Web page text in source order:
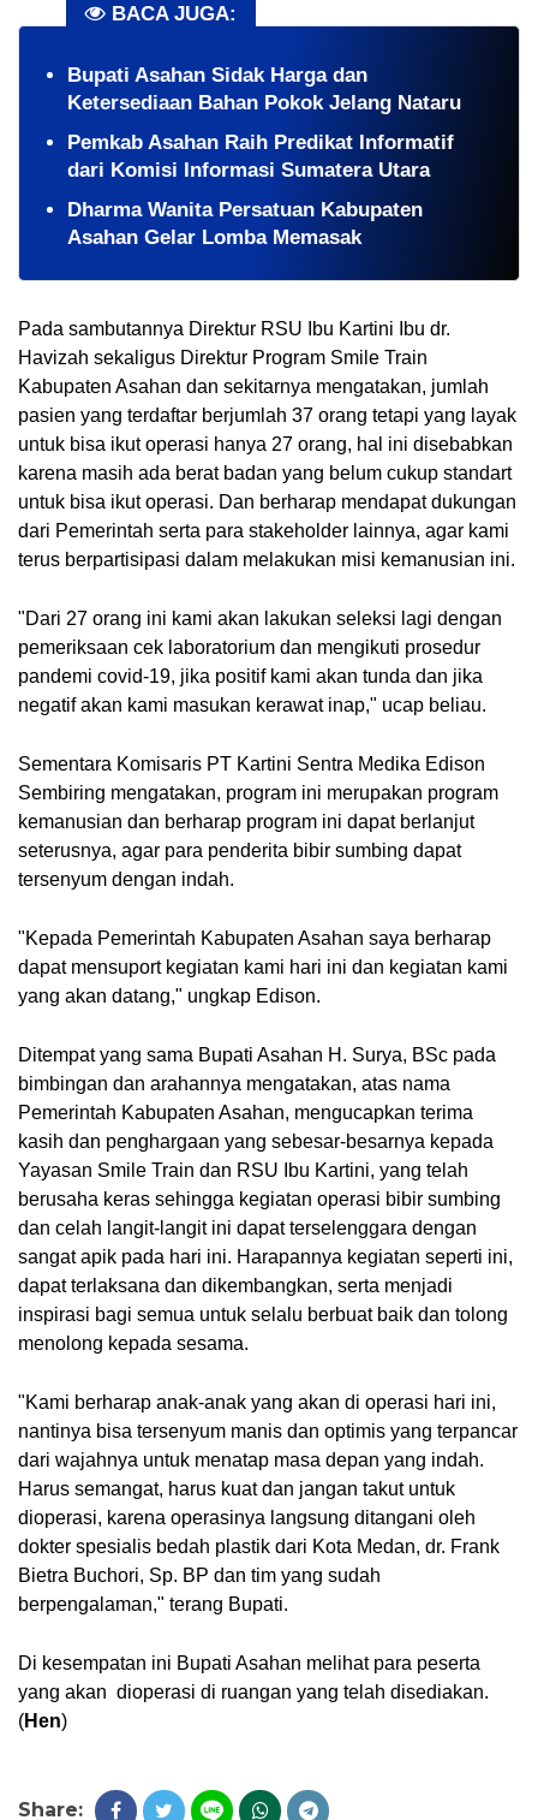
BACA JUGA:
Bupati Asahan Sidak Harga dan
Ketersediaan Bahan Pokok Jelang Nataru
Pemkab Asahan Raih Predikat Informatif
dari Komisi Informasi Sumatera Utara
Dharma Wanita Persatuan Kabupaten
Asahan Gelar Lomba Memasak
Pada sambutannya Direktur RSU Ibu Kartini Ibu dr.
Havizah sekaligus Direktur Program Smile Train
Kabupaten Asahan dan sekitarnya mengatakan, jumlah
pasien yang terdaftar berjumlah 37 orang tetapi yang layak
untuk bisa ikut operasi hanya 27 orang, hal ini disebabkan
karena masih ada berat badan yang belum cukup standart
untuk bisa ikut operasi. Dan berharap mendapat dukungan
dari Pemerintah serta para stakeholder lainnya, agar kami
terus berpartisipasi dalam melakukan misi kemanusian ini.
"Dari 27 orang ini kami akan lakukan seleksi lagi dengan
pemeriksaan cek laboratorium dan mengikuti prosedur
pandemi covid-19, jika positif kami akan tunda dan jika
negatif akan kami masukan kerawat inap," ucap beliau.
Sementara Komisaris PT Kartini Sentra Medika Edison
Sembiring mengatakan, program ini merupakan program
kemanusian dan berharap program ini dapat berlanjut
seterusnya, agar para penderita bibir sumbing dapat
tersenyum dengan indah.
"Kepada Pemerintah Kabupaten Asahan saya berharap
dapat mensuport kegiatan kami hari ini dan kegiatan kami
yang akan datang," ungkap Edison.
Ditempat yang sama Bupati Asahan H. Surya, BSc pada
bimbingan dan arahannya mengatakan, atas nama
Pemerintah Kabupaten Asahan, mengucapkan terima
kasih dan penghargaan yang sebesar-besarnya kepada
Yayasan Smile Train dan RSU Ibu Kartini, yang telah
berusaha keras sehingga kegiatan operasi bibir sumbing
dan celah langit-langit ini dapat terselenggara dengan
sangat apik pada hari ini. Harapannya kegiatan seperti ini,
dapat terlaksana dan dikembangkan, serta menjadi
inspirasi bagi semua untuk selalu berbuat baik dan tolong
menolong kepada sesama.
"Kami berharap anak-anak yang akan di operasi hari ini,
nantinya bisa tersenyum manis dan optimis yang terpancar
dari wajahnya untuk menatap masa depan yang indah.
Harus semangat, harus kuat dan jangan takut untuk
dioperasi, karena operasinya langsung ditangani oleh
dokter spesialis bedah plastik dari Kota Medan, dr. Frank
Bietra Buchori, Sp. BP dan tim yang sudah
berpengalaman," terang Bupati.
Di kesempatan ini Bupati Asahan melihat para peserta
yang akan  dioperasi di ruangan yang telah disediakan.
(Hen)
Share: